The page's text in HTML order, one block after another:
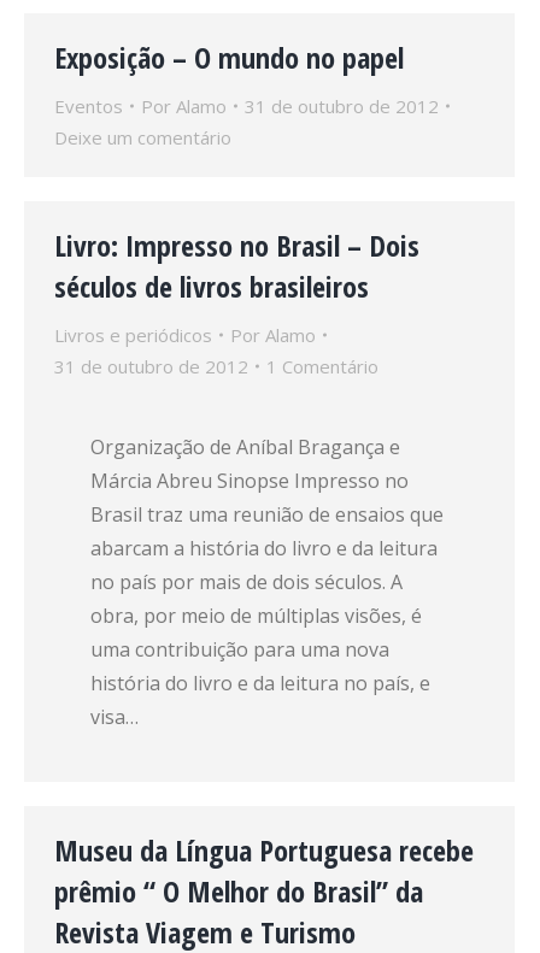
Exposição – O mundo no papel
Eventos Por Alamo
31 de outubro de 2012
Deixe um comentário
Livro: Impresso no Brasil – Dois
séculos de livros brasileiros
Livros e periódicos Por Alamo
31 de outubro de 2012
1 Comentário
Organização de Aníbal Bragança e
Márcia Abreu Sinopse Impresso no
Brasil traz uma reunião de ensaios que
abarcam a história do livro e da leitura
no país por mais de dois séculos. A
obra, por meio de múltiplas visões, é
uma contribuição para uma nova
história do livro e da leitura no país, e
visa…
Museu da Língua Portuguesa recebe
prêmio “ O Melhor do Brasil” da
Revista Viagem e Turismo